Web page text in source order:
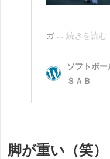
脚が重い（笑）